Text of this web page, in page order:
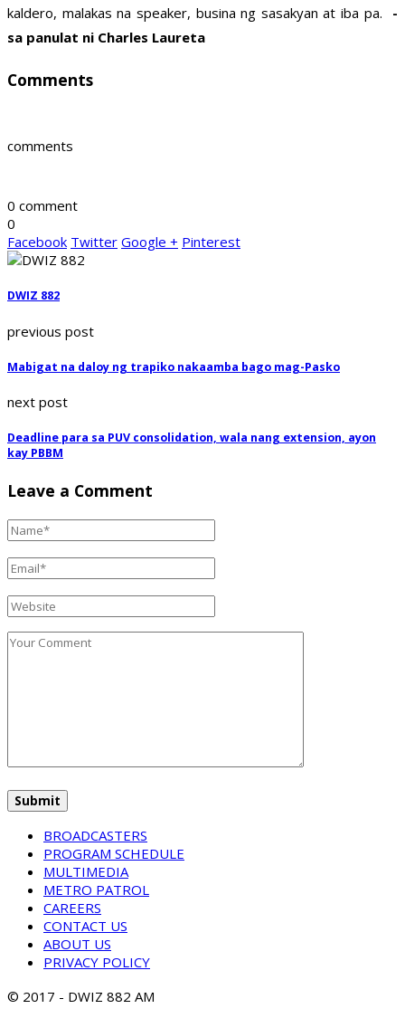
kaldero, malakas na speaker, busina ng sasakyan at iba pa. -
sa panulat ni Charles Laureta
Comments
comments
0 comment
0
Facebook Twitter Google + Pinterest
DWIZ 882
previous post
Mabigat na daloy ng trapiko nakaamba bago mag-Pasko
next post
Deadline para sa PUV consolidation, wala nang extension, ayon
kay PBBM
Leave a Comment
BROADCASTERS
PROGRAM SCHEDULE
MULTIMEDIA
METRO PATROL
CAREERS
CONTACT US
ABOUT US
PRIVACY POLICY
© 2017 - DWIZ 882 AM